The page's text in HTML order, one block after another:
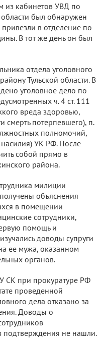
из кабинетов УВД по
был обнаружен
в отделение по
В тот же день он был
отдела уголовного
Тульской области. В
уголовное дело по
ч. 4 ст. 111
вреда здоровью,
смерть потерпевшего), п.
полномочий,
УК РФ. После
собой прямо в
района.
милиции
объяснения
в помещении
сотрудники,
помощь и
доводы супруги
ее мужа, оказанном
органов.
СК при прокуратуре РФ
проведенной
дела отказано за
Доводы о
подтверждения не нашли.